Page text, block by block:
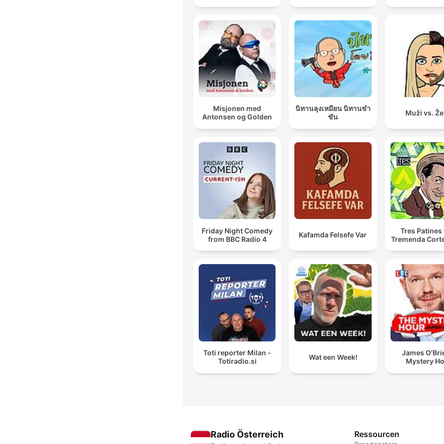
Misjonen med
Antonsen og Golden
นิทานลุงเหมียน นิทานขำ
ขัน
Muži vs.
Friday Night Comedy
from BBC Radio 4
Kafamda Felsefe Var
Tres Patines
Tremenda
Toti reporter Milan -
Totiradio.si
Wat een Week!
James
Mystery
Radio Österreich Ressourcen